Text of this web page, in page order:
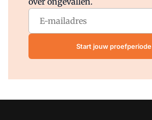
Start jouw proefperiode